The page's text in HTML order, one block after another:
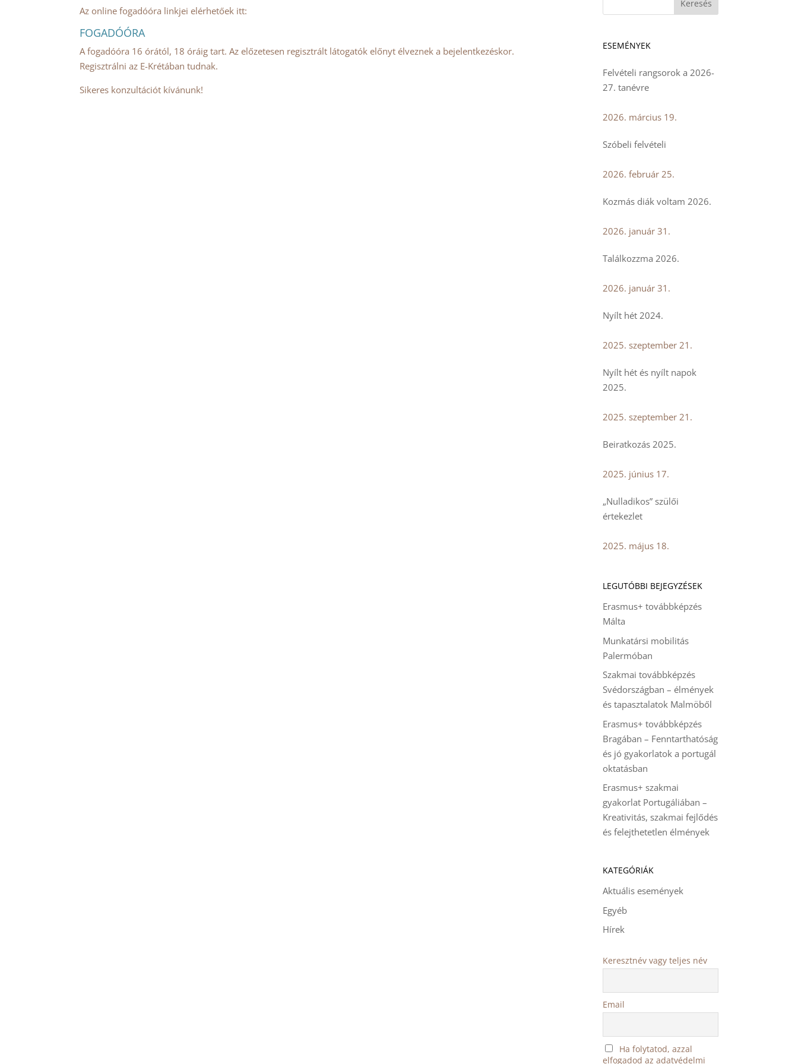
Az online fogadóóra linkjei elérhetőek itt:
FOGADÓÓRA
A fogadóóra 16 órától, 18 óráig tart. Az előzetesen regisztrált látogatók előnyt élveznek a bejelentkezéskor.
Regisztrálni az E-Krétában tudnak.
Sikeres konzultációt kívánunk!
ESEMÉNYEK
Felvételi rangsorok a 2026-
27. tanévre
2026. március 19.
Szóbeli felvételi
2026. február 25.
Kozmás diák voltam 2026.
2026. január 31.
Találkozzma 2026.
2026. január 31.
Nyílt hét 2024.
2025. szeptember 21.
Nyílt hét és nyílt napok
2025.
2025. szeptember 21.
Beiratkozás 2025.
2025. június 17.
„Nulladikos” szülői
értekezlet
2025. május 18.
LEGUTÓBBI BEJEGYZÉSEK
Erasmus+ továbbképzés
Málta
Munkatársi mobilitás
Palermóban
Szakmai továbbképzés
Svédországban – élmények
és tapasztalatok Malmöből
Erasmus+ továbbképzés
Bragában – Fenntarthatóság
és jó gyakorlatok a portugál
oktatásban
Erasmus+ szakmai
gyakorlat Portugáliában –
Kreativitás, szakmai fejlődés
és felejthetetlen élmények
KATEGÓRIÁK
Aktuális események
Egyéb
Hírek
Keresztnév vagy teljes név
Email
Ha folytatod, azzal
elfogadod az adatvédelmi